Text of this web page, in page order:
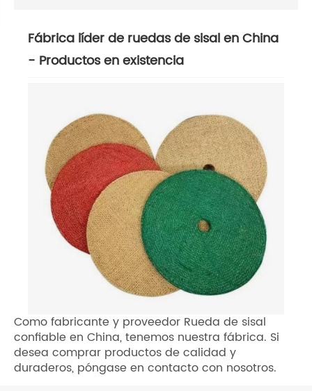
Fábrica líder de ruedas de sisal en China
- Productos en existencia
Como fabricante y proveedor Rueda de sisal
confiable en China, tenemos nuestra fábrica. Si
desea comprar productos de calidad y
duraderos, póngase en contacto con nosotros.